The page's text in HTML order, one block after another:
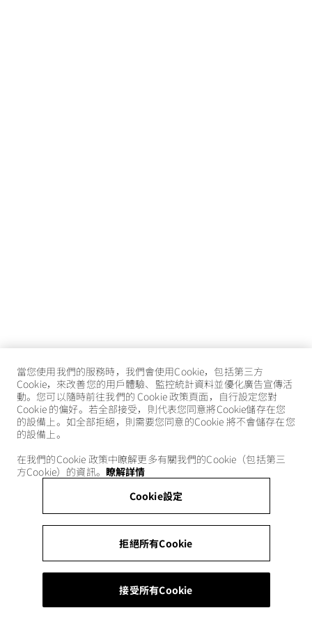
當您使用我們的服務時，我們會使用Cookie，包括第三方
Cookie，來改善您的用戶體驗、監控統計資料並優化廣告宣傳活
動。您可以隨時前往我們的 Cookie 政策頁面，自行設定您對
Cookie 的偏好。若全部接受，則代表您同意將Cookie儲存在您
的設備上。如全部拒絕，則需要您同意的Cookie 將不會儲存在您
的設備上。
在我們的Cookie 政策中瞭解更多有關我們的Cookie（包括第三
方Cookie）的資訊。 瞭解詳情
Cookie設定
拒絕所有Cookie
接受所有Cookie